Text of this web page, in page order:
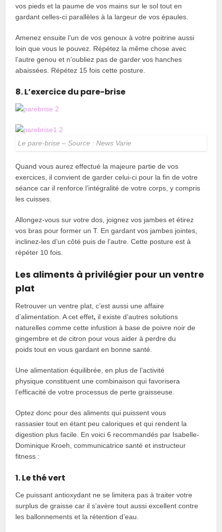
vos pieds et la paume de vos mains sur le sol tout en
gardant celles-ci parallèles à la largeur de vos épaules.
Amenez ensuite l’un de vos genoux à votre poitrine aussi
loin que vous le pouvez. Répétez la même chose avec
l’autre genou et n’oubliez pas de garder vos hanches
abaissées. Répétez 15 fois cette posture.
8. L’exercice du pare-brise
Le pare-brise – Source : News Varie
Quand vous aurez effectué la majeure partie de vos
exercices, il convient de garder celui-ci pour la fin de votre
séance car il renforce l’intégralité de votre corps, y compris
les cuisses.
Allongez-vous sur votre dos, joignez vos jambes et étirez
vos bras pour former un T. En gardant vos jambes jointes,
inclinez-les d’un côté puis de l’autre. Cette posture est à
répéter 10 fois.
Les aliments à privilégier pour un ventre
plat
Retrouver un ventre plat, c’est aussi une affaire
d’alimentation. A cet effet, il existe d’autres solutions
naturelles comme cette infustion à base de poivre noir de
gingembre et de citron pour vous aider à perdre du
poids tout en vous gardant en bonne santé.
Une alimentation équilibrée, en plus de l’activité
physique constituent une combinaison qui favorisera
l’efficacité de votre processus de perte graisseuse.
Optez donc pour des aliments qui puissent vous
rassasier tout en étant peu caloriques et qui rendent la
digestion plus facile. En voici 6 recommandés par Isabelle-
Dominique Kroeh, communicatrice santé et instructeur
fitness :
1. Le thé vert
Ce puissant antioxydant ne se limitera pas à traiter votre
surplus de graisse car il s’avère tout aussi excellent contre
les ballonnements et la rétention d’eau.